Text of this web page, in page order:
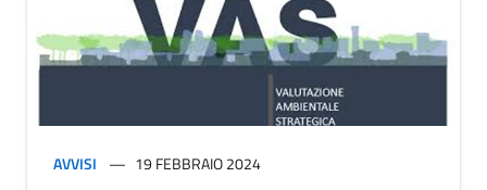
AVVISI 19 FEBBRAIO 2024